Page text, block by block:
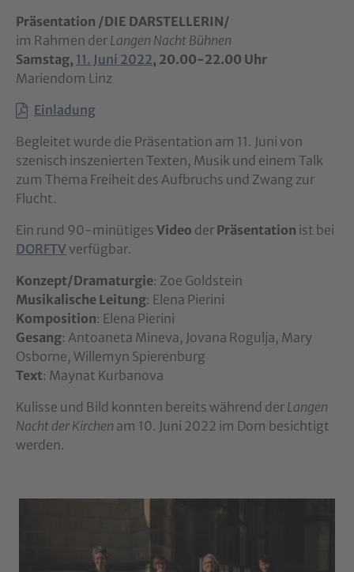
Präsentation /DIE DARSTELLERIN/
im Rahmen der Langen Nacht Bühnen
Samstag, 11. Juni 2022, 20.00-22.00 Uhr
Mariendom Linz
Einladung
Begleitet wurde die Präsentation am 11. Juni von
szenisch inszenierten Texten, Musik und einem Talk
zum Thema Freiheit des Aufbruchs und Zwang zur
Flucht.
Ein rund 90-minütiges Video der Präsentation ist bei
DORFTV verfügbar.
Konzept/Dramaturgie: Zoe Goldstein
Musikalische Leitung: Elena Pierini
Komposition: Elena Pierini
Gesang: Antoaneta Mineva, Jovana Rogulja, Mary
Osborne, Willemyn Spierenburg
Text: Maynat Kurbanova
Kulisse und Bild konnten bereits während der Langen
Nacht der Kirchen am 10. Juni 2022 im Dom besichtigt
werden.
Show larger version for: